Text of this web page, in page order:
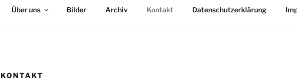
Über uns Bilder Archiv Kontakt Datenschutzerklärung
KONTAKT